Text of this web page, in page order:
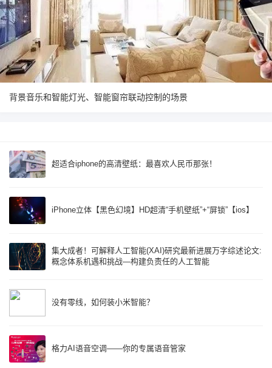
背景音乐和智能灯光、智能窗帘联动控制的场景
超适合iphone的高清壁纸：最喜欢人民币那张！
iPhone立体【黑色幻境】HD超清“手机壁纸”+“屏锁”【ios】
集大成者！可解释人工智能(XAI)研究最新进展万字综述论文:
概念体系机遇和挑战—构建负责任的人工智能
没有零线，如何装小米智能？
格力AI语音空调——你的专属语音管家